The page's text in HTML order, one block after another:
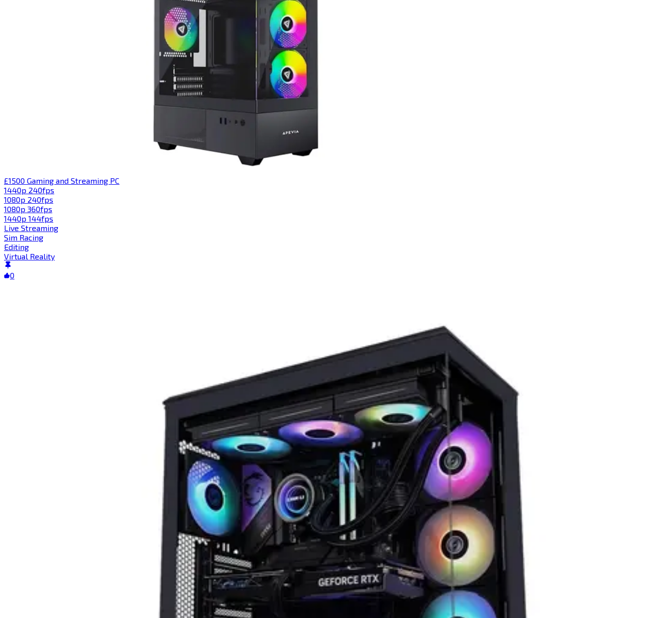
£1500 Gaming and Streaming PC​​​​‌ ‍ ​‍​‍‌‍ ‌ ​‍‌‍‍‌‌‍‌ ‌‍‍‌‌‍ ‍​‍​‍​ ‍‍​‍​‍‌ ​ ‌‍​‌‌‍ ‍‌‍‍‌‌ ‌​‌ ‍‌​‍ ‍‌‍‍‌‌‍ ​‍​‍​‍ ​​‍​‍‌‍‍​‌ ​‍‌‍‌‌‌‍‌‍​‍​‍​ ‍‍​‍​‍​‍ ‌‍​‌‌‍‌​‌‍ ‌‌‍‍‌‌‍ ‍​‍ ‌‍‍‌‌‍ ‍‌ ‌​‌‍‌‌‌‍ ‍‌ ‌​​‍ ‌‍‌‌‌‍‌​‌‍‍‌‌ ‌​​‍ ‌‍ ‌‌‍ ‌‍‌​‌‍‌‌​ ‌‌ ​​‌ ​‍‌‍‌‌‌ ​ ‌‍‌‌‌‍ ‍‌ ‌​‌‍​‌‌ ‌​‌‍‍‌‌‍ ‌‍ ‍​ ‍ ‌‍‍‌‌‍‌​​ ‌​ ​‌​ ‌​​ ‍‌‌‍‌​‌‍‌‍​ ‌‍​ ​‌‌‍‌​​‍ ‌​ ​‌​ ​‌​ ‌ ‌‍​‌​‍ ‌​ ‌​‌‍‌‍​ ‌ ​ ​‍​‍ ‌‌‍​‌​ ​‌‌‍‌‍​ ‌‌​‍ ‌​ ‌​​ ‌‍​ ​‍​ ‌ ​ ‌‍‌‍​‌​ ‌​​ ​‍‌‍‌‍​ ‌‌‌‍‌‍‌‍‌​​ ‍ ‌ ‌​‌ ‍‌‌ ​​‌‍‌‌​ ‌‌‍​‍‌ ‌‌‌‍‍‌‌‍ ​‌‍‌​​ ‍ ‌ ​​‌‍​‌‌ ‌​‌‍‍​​ ‌‌‍‍‌​ ​‌​ ‍​‌‍ ‍‌‌ ‌‍ ‍‌‍​‌‌‍ ‌‌‍‌‌​‍‌‌​ ‌‌‌​​‍‌‌ ‌‍‍ ‌‍‌‌‌ ‍‌​‍‌‌​ ​ ‌​‌​​‍‌‌​ ​ ‌​‌​​‍‌‌​ ​‍​ ​‍‌‍‌‌‌‍ ‍​‍‌‌​ ​‍​ ​‍​‍‌‌​ ‌‌‌​‌​​‍ ‍‌ ‌‍‌‍​‌‌‍ ​‌ ‌‌‌‍‌‌​ ‌‍​‍‌‍​‌‌ ​ ‌‍‌‌‌‌‌‌‌ ​‍‌‍ ​​ ‌​‍‌‌​ ​‍‌​‌‍‌‍​‌‌‍‌​‌‍ ‌‌‍‍‌‌‍ ‍​‍‌‍‌‍‍‌‌‍‌​​ ‌​ ​‌​ ‌​​ ‍‌‌‍‌​‌‍‌‍​ ‌‍​ ​‌‌‍‌​​‍ ‌​ ​‌​ ​‌​ ‌ ‌‍​‌​‍ ‌​ ‌​‌‍‌‍​ ‌ ​ ​‍​‍ ‌‌‍​‌​ ​‌‌‍‌‍​ ‌‌​‍ ‌​ ‌​​ ‌‍​ ​‍​ ‌ ​ ‌‍‌‍​‌​ ‌​​ ​‍‌‍‌‍​ ‌‌‌‍‌‍‌‍‌​​‍‌‍‌ ‌​‌ ‍‌‌ ​​‌‍‌‌​ ‌‌‍​‍‌ ‌‌‌‍‍‌‌‍ ​‌‍‌​​‍‌‍‌ ​​‌‍​‌‌ ‌​‌‍‍​​ ‌‌‍‍‌​ ​‌​ ‍​‌‍ ‍‌‌ ‌‍ ‍‌‍​‌‌‍ ‌‌‍‌‌​‍‌‌​ ‌‌‌​​‍‌‌ ‌‍‍ ‌‍‌‌‌ ‍‌​‍‌‌​ ​ ‌​‌​​‍‌‌​ ​ ‌​‌​​‍‌‌​ ​‍​ ​‍‌‍‌‌‌‍ ‍​‍‌‌​ ​‍​ ​‍​‍‌‌​ ‌‌‌​‌​​‍ ‍‌ ‌‍‌‍​‌‌‍ ​‌ ‌‌‌‍‌‌​‍‌‍‌ ​​‌‍‌‌‌ ​‍‌ ​ ‌ ​​‌‍‌‌‌‍​ ‌ ‌​‌‍‍‌‌ ‌‍‌‍‌‌​ ‌‌ ​​‌ ‌‌‌‍​‍‌‍ ​‌‍‍‌‌ ​ ‌‍‍​‌‍‌‌‌‍‌​​‍​‍‌ ‌
1440p 240fps​​​​‌ ‍ ​‍​‍‌‍ ‌ ​‍‌‍‍‌‌‍‌ ‌‍‍‌‌‍ ‍​‍​‍​ ‍‍​‍​‍‌ ​ ‌‍​‌‌‍ ‍‌‍‍‌‌ ‌​‌ ‍‌​‍ ‍‌‍‍‌‌‍ ​‍​‍​‍ ​​‍​‍‌‍‍​‌ ​‍‌‍‌‌‌‍‌‍​‍​‍​ ‍‍​‍​‍​‍ ‌‍​‌‌‍‌​‌‍ ‌‌‍‍‌‌‍ ‍​‍ ‌‍‍‌‌‍ ‍‌ ‌​‌‍‌‌‌‍ ‍‌ ‌​​‍ ‌‍‌‌‌‍‌​‌‍‍‌‌ ‌​​‍ ‌‍ ‌‌‍ ‌‍‌​‌‍‌‌​ ‌‌ ​​‌ ​‍‌‍‌‌‌ ​ ‌‍‌‌‌‍ ‍‌ ‌​‌‍​‌‌ ‌​‌‍‍‌‌‍ ‌‍ ‍​ ‍ ‌‍‍‌‌‍‌​​ ‌‌‍​‍​ ​‌​ ​ ‌‍‌‍​ ​‍‌‍‌‍‌‍​ ​ ‍​​‍ ‌​ ​‌‌‍‌‌‌‍​‌​ ​‌​‍ ‌​ ‌​‌‍​‌‌‍​ ​ ​‍​‍ ‌​ ‍​​ ​​​ ‌‍‌‍​ ​‍ ‌‌‍​‌​ ​​​ ‍​​ ‍​​ ‍​​ ‌‍​ ‌ ​ ‌ ​ ​‍​ ‍​​ ​ ​ ​ ​ ‍ ‌ ‌​‌ ‍‌‌ ​​‌‍‌‌​ ‌‌ ​​‌‍‌‌‌ ​‍‌‍‌‍‌‍ ‌ ​‍‌‍ ‌‌‍​‌‌‍ ‍‌‍​ ‌‍‌‌​ ‍ ‌ ​​‌‍​‌‌ ‌​‌‍‍​​ ‌‌‍ ‍‌‍​‌‌‍ ‌‌‍‌‌​ ‌‍​‍‌‍​‌‌ ​ ‌‍‌‌‌‌‌‌‌ ​‍‌‍ ​​ ‌​‍‌‌​ ​‍‌​‌‍‌‍​‌‌‍‌​‌‍ ‌‌‍‍‌‌‍ ‍​‍‌‍‌‍‍‌‌‍‌​​ ‌‌‍​‍​ ​‌​ ​ ‌‍‌‍​ ​‍‌‍‌‍‌‍​ ​ ‍​​‍ ‌​ ​‌‌‍‌‌‌‍​‌​ ​‌​‍ ‌​ ‌​‌‍​‌‌‍​ ​ ​‍​‍ ‌​ ‍​​ ​​​ ‌‍‌‍​ ​‍ ‌‌‍​‌​ ​​​ ‍​​ ‍​​ ‍​​ ‌‍​ ‌ ​ ‌ ​ ​‍​ ‍​​ ​ ​ ​ ​‍‌‍‌ ‌​‌ ‍‌‌ ​​‌‍‌‌​ ‌‌ ​​‌‍‌‌‌ ​‍‌‍‌‍‌‍ ‌ ​‍‌‍ ‌‌‍​‌‌‍ ‍‌‍​ ‌‍‌‌​‍‌‍‌ ​​‌‍​‌‌ ‌​‌‍‍​​ ‌‌‍ ‍‌‍​‌‌‍ ‌‌‍‌‌​‍‌‍‌ ​​‌‍‌‌‌ ​‍‌ ​ ‌ ​​‌‍‌‌‌‍​ ‌ ‌​‌‍‍‌‌ ‌‍‌‍‌‌​ ‌‌ ​​‌ ‌‌‌‍​‍‌‍ ​‌‍‍‌‌ ​ ‌‍‍​‌‍‌‌‌‍‌​​‍​‍‌ ‌
1080p 240fps​​​​‌ ‍ ​‍​‍‌‍ ‌ ​‍‌‍‍‌‌‍‌ ‌‍‍‌‌‍ ‍​‍​‍​ ‍‍​‍​‍‌ ​ ‌‍​‌‌‍ ‍‌‍‍‌‌ ‌​‌ ‍‌​‍ ‍‌‍‍‌‌‍ ​‍​‍​‍ ​​‍​‍‌‍‍​‌ ​‍‌‍‌‌‌‍‌‍​‍​‍​ ‍‍​‍​‍​‍ ‌‍​‌‌‍‌​‌‍ ‌‌‍‍‌‌‍ ‍​‍ ‌‍‍‌‌‍ ‍‌ ‌​‌‍‌‌‌‍ ‍‌ ‌​​‍ ‌‍‌‌‌‍‌​‌‍‍‌‌ ‌​​‍ ‌‍ ‌‌‍ ‌‍‌​‌‍‌‌​ ‌‌ ​​‌ ​‍‌‍‌‌‌ ​ ‌‍‌‌‌‍ ‍‌ ‌​‌‍​‌‌ ‌​‌‍‍‌‌‍ ‌‍ ‍​ ‍ ‌‍‍‌‌‍‌​​ ‌‌‍​‍​ ​​‌‍‌​‌‍​ ‌‍‌‌‌‍​‍​ ​‌​ ​​​‍ ‌‌‍‌​‌‍‌​​ ​‌​ ​​​‍ ‌​ ‌​‌‍​‌​ ‌ ​ ‌‍​‍ ‌‌‍​‍‌‍‌​‌‍​‍‌‍​‌​‍ ‌​ ​‍‌‍‌‍‌‍​ ​ ​‌​ ​‍​ ‍​​ ‌‌​ ‌ ​ ​ ​ ‌ ​ ​ ‌‍‌‌​ ‍ ‌ ‌​‌ ‍‌‌ ​​‌‍‌‌​ ‌‌ ​​‌‍‌‌‌ ​‍‌‍‌‍‌‍ ‌ ​‍‌‍ ‌‌‍​‌‌‍ ‍‌‍​ ‌‍‌‌​ ‍ ‌ ​​‌‍​‌‌ ‌​‌‍‍​​ ‌‌‍ ‍‌‍​‌‌‍ ‌‌‍‌‌​ ‌‍​‍‌‍​‌‌ ​ ‌‍‌‌‌‌‌‌‌ ​‍‌‍ ​​ ‌​‍‌‌​ ​‍‌​‌‍‌‍​‌‌‍‌​‌‍ ‌‌‍‍‌‌‍ ‍​‍‌‍‌‍‍‌‌‍‌​​ ‌‌‍​‍​ ​​‌‍‌​‌‍​ ‌‍‌‌‌‍​‍​ ​‌​ ​​​‍ ‌‌‍‌​‌‍‌​​ ​‌​ ​​​‍ ‌​ ‌​‌‍​‌​ ‌ ​ ‌‍​‍ ‌‌‍​‍‌‍‌​‌‍​‍‌‍​‌​‍ ‌​ ​‍‌‍‌‍‌‍​ ​ ​‌​ ​‍​ ‍​​ ‌‌​ ‌ ​ ​ ​ ‌ ​ ​ ‌‍‌‌​‍‌‍‌ ‌​‌ ‍‌‌ ​​‌‍‌‌​ ‌‌ ​​‌‍‌‌‌ ​‍‌‍‌‍‌‍ ‌ ​‍‌‍ ‌‌‍​‌‌‍ ‍‌‍​ ‌‍‌‌​‍‌‍‌ ​​‌‍​‌‌ ‌​‌‍‍​​ ‌‌‍ ‍‌‍​‌‌‍ ‌‌‍‌‌​‍‌‍‌ ​​‌‍‌‌‌ ​‍‌ ​ ‌ ​​‌‍‌‌‌‍​ ‌ ‌​‌‍‍‌‌ ‌‍‌‍‌‌​ ‌‌ ​​‌ ‌‌‌‍​‍‌‍ ​‌‍‍‌‌ ​ ‌‍‍​‌‍‌‌‌‍‌​​‍​‍‌ ‌
1080p 360fps​​​​‌ ‍ ​‍​‍‌‍ ‌ ​‍‌‍‍‌‌‍‌ ‌‍‍‌‌‍ ‍​‍​‍​ ‍‍​‍​‍‌ ​ ‌‍​‌‌‍ ‍‌‍‍‌‌ ‌​‌ ‍‌​‍ ‍‌‍‍‌‌‍ ​‍​‍​‍ ​​‍​‍‌‍‍​‌ ​‍‌‍‌‌‌‍‌‍​‍​‍​ ‍‍​‍​‍​‍ ‌‍​‌‌‍‌​‌‍ ‌‌‍‍‌‌‍ ‍​‍ ‌‍‍‌‌‍ ‍‌ ‌​‌‍‌‌‌‍ ‍‌ ‌​​‍ ‌‍‌‌‌‍‌​‌‍‍‌‌ ‌​​‍ ‌‍ ‌‌‍ ‌‍‌​‌‍‌‌​ ‌‌ ​​‌ ​‍‌‍‌‌‌ ​ ‌‍‌‌‌‍ ‍‌ ‌​‌‍​‌‌ ‌​‌‍‍‌‌‍ ‌‍ ‍​ ‍ ‌‍‍‌‌‍‌​​ ‌‌‍‌​‌‍​ ‌‍‌‍​ ‍‌​ ​​‌‍​‍‌‍‌‌‌‍‌​​‍ ‌‌‍‌​​ ‌ ​ ​‍‌‍‌‌​‍ ‌​ ‌​​ ​ ‌‍‌‌‌‍​‍​‍ ‌​ ‍‌‌‍‌‌​ ​​‌‍​ ​‍ ‌​ ‌ ​ ​‍​ ​​​ ‌‍‌‍​ ‌‍‌​​ ‌‍​ ​‍​ ​‌‌‍​‍​ ‌ ‌‍​‍​ ‍ ‌ ‌​‌ ‍‌‌ ​​‌‍‌‌​ ‌‌ ​​‌‍‌‌‌ ​‍‌‍‌‍‌‍ ‌ ​‍‌‍ ‌‌‍​‌‌‍ ‍‌‍​ ‌‍‌‌​ ‍ ‌ ​​‌‍​‌‌ ‌​‌‍‍​​ ‌‌‍ ‍‌‍​‌‌‍ ‌‌‍‌‌​ ‌‍​‍‌‍​‌‌ ​ ‌‍‌‌‌‌‌‌‌ ​‍‌‍ ​​ ‌​‍‌‌​ ​‍‌​‌‍‌‍​‌‌‍‌​‌‍ ‌‌‍‍‌‌‍ ‍​‍‌‍‌‍‍‌‌‍‌​​ ‌‌‍‌​‌‍​ ‌‍‌‍​ ‍‌​ ​​‌‍​‍‌‍‌‌‌‍‌​​‍ ‌‌‍‌​​ ‌ ​ ​‍‌‍‌‌​‍ ‌​ ‌​​ ​ ‌‍‌‌‌‍​‍​‍ ‌​ ‍‌‌‍‌‌​ ​​‌‍​ ​‍ ‌​ ‌ ​ ​‍​ ​​​ ‌‍‌‍​ ‌‍‌​​ ‌‍​ ​‍​ ​‌‌‍​‍​ ‌ ‌‍​‍​‍‌‍‌ ‌​‌ ‍‌‌ ​​‌‍‌‌​ ‌‌ ​​‌‍‌‌‌ ​‍‌‍‌‍‌‍ ‌ ​‍‌‍ ‌‌‍​‌‌‍ ‍‌‍​ ‌‍‌‌​‍‌‍‌ ​​‌‍​‌‌ ‌​‌‍‍​​ ‌‌‍ ‍‌‍​‌‌‍ ‌‌‍‌‌​‍‌‍‌ ​​‌‍‌‌‌ ​‍‌ ​ ‌ ​​‌‍‌‌‌‍​ ‌ ‌​‌‍‍‌‌ ‌‍‌‍‌‌​ ‌‌ ​​‌ ‌‌‌‍​‍‌‍ ​‌‍‍‌‌ ​ ‌‍‍​‌‍‌‌‌‍‌​​‍​‍‌ ‌
1440p 144fps​​​​‌ ‍ ​‍​‍‌‍ ‌ ​‍‌‍‍‌‌‍‌ ‌‍‍‌‌‍ ‍​‍​‍​ ‍‍​‍​‍‌ ​ ‌‍​‌‌‍ ‍‌‍‍‌‌ ‌​‌ ‍‌​‍ ‍‌‍‍‌‌‍ ​‍​‍​‍ ​​‍​‍‌‍‍​‌ ​‍‌‍‌‌‌‍‌‍​‍​‍​ ‍‍​‍​‍​‍ ‌‍​‌‌‍‌​‌‍ ‌‌‍‍‌‌‍ ‍​‍ ‌‍‍‌‌‍ ‍‌ ‌​‌‍‌‌‌‍ ‍‌ ‌​​‍ ‌‍‌‌‌‍‌​‌‍‍‌‌ ‌​​‍ ‌‍ ‌‌‍ ‌‍‌​‌‍‌‌​ ‌‌ ​​‌ ​‍‌‍‌‌‌ ​ ‌‍‌‌‌‍ ‍‌ ‌​‌‍​‌‌ ‌​‌‍‍‌‌‍ ‌‍ ‍​ ‍ ‌‍‍‌‌‍‌​​ ‌‌‍​ ​ ​‍​ ‍​​ ‍‌​ ‌​‌‍‌‌‌‍​‍​ ‌​​‍ ‌‌‍‌​​ ‍‌​ ​‌​ ​ ​‍ ‌​ ‌​​ ​‌​ ‌‍​ ‌ ​‍ ‌​ ‍​​ ​‍​ ‌​‌‍​‌​‍ ‌​ ‌​​ ​‌‌‍‌​‌‍​‌‌‍‌‌​ ​ ‌‍‌‌‌‍‌​​ ‌ ‌‍‌​‌‍​ ​ ​ ​ ‍ ‌ ‌​‌ ‍‌‌ ​​‌‍‌‌​ ‌‌ ​​‌‍‌‌‌ ​‍‌‍‌‍‌‍ ‌ ​‍‌‍ ‌‌‍​‌‌‍ ‍‌‍​ ‌‍‌‌​ ‍ ‌ ​​‌‍​‌‌ ‌​‌‍‍​​ ‌‌‍ ‍‌‍​‌‌‍ ‌‌‍‌‌​ ‌‍​‍‌‍​‌‌ ​ ‌‍‌‌‌‌‌‌‌ ​‍‌‍ ​​ ‌​‍‌‌​ ​‍‌​‌‍‌‍​‌‌‍‌​‌‍ ‌‌‍‍‌‌‍ ‍​‍‌‍‌‍‍‌‌‍‌​​ ‌‌‍​ ​ ​‍​ ‍​​ ‍‌​ ‌​‌‍‌‌‌‍​‍​ ‌​​‍ ‌‌‍‌​​ ‍‌​ ​‌​ ​ ​‍ ‌​ ‌​​ ​‌​ ‌‍​ ‌ ​‍ ‌​ ‍​​ ​‍​ ‌​‌‍​‌​‍ ‌​ ‌​​ ​‌‌‍‌​‌‍​‌‌‍‌‌​ ​ ‌‍‌‌‌‍‌​​ ‌ ‌‍‌​‌‍​ ​ ​ ​‍‌‍‌ ‌​‌ ‍‌‌ ​​‌‍‌‌​ ‌‌ ​​‌‍‌‌‌ ​‍‌‍‌‍‌‍ ‌ ​‍‌‍ ‌‌‍​‌‌‍ ‍‌‍​ ‌‍‌‌​‍‌‍‌ ​​‌‍​‌‌ ‌​‌‍‍​​ ‌‌‍ ‍‌‍​‌‌‍ ‌‌‍‌‌​‍‌‍‌ ​​‌‍‌‌‌ ​‍‌ ​ ‌ ​​‌‍‌‌‌‍​ ‌ ‌​‌‍‍‌‌ ‌‍‌‍‌‌​ ‌‌ ​​‌ ‌‌‌‍​‍‌‍ ​‌‍‍‌‌ ​ ‌‍‍​‌‍‌‌‌‍‌​​‍​‍‌ ‌
Live Streaming​​​​‌ ‍ ​‍​‍‌‍ ‌ ​‍‌‍‍‌‌‍‌ ‌‍‍‌‌‍ ‍​‍​‍​ ‍‍​‍​‍‌ ​ ‌‍​‌‌‍ ‍‌‍‍‌‌ ‌​‌ ‍‌​‍ ‍‌‍‍‌‌‍ ​‍​‍​‍ ​​‍​‍‌‍‍​‌ ​‍‌‍‌‌‌‍‌‍​‍​‍​ ‍‍​‍​‍​‍ ‌‍​‌‌‍‌​‌‍ ‌‌‍‍‌‌‍ ‍​‍ ‌‍‍‌‌‍ ‍‌ ‌​‌‍‌‌‌‍ ‍‌ ‌​​‍ ‌‍‌‌‌‍‌​‌‍‍‌‌ ‌​​‍ ‌‍ ‌‌‍ ‌‍‌​‌‍‌‌​ ‌‌ ​​‌ ​‍‌‍‌‌‌ ​ ‌‍‌‌‌‍ ‍‌ ‌​‌‍​‌‌ ‌​‌‍‍‌‌‍ ‌‍ ‍​ ‍ ‌‍‍‌‌‍‌​​ ‌​ ​‌‌‍​‍​ ‌‍‌‍​‌‌‍​ ​ ​‌‌‍​‍​ ​‍​‍ ‌‌‍‌​​ ‌ ​ ‍​​ ‌‍​‍ ‌​ ‌​​ ‍​‌‍‌‌​ ‍‌​‍ ‌‌‍​‍​ ​‌‌‍‌‌‌‍‌​​‍ ‌​ ​​‌‍​‍​ ‍‌​ ‌ ‌‍​‍‌‍‌​​ ‌ ​ ‌ ​ ​‌‌‍‌​​ ​​‌‍‌​​ ‍ ‌ ‌​‌ ‍‌‌ ​​‌‍‌‌​ ‌‌ ‌​‌‍​‌‌‍‌ ​ ‍ ‌ ​​‌‍​‌‌ ‌​‌‍‍​​ ‌‌‍ ‍‌‍​‌‌‍ ‌‌‍‌‌​ ‌‍​‍‌‍​‌‌ ​ ‌‍‌‌‌‌‌‌‌ ​‍‌‍ ​​ ‌​‍‌‌​ ​‍‌​‌‍‌‍​‌‌‍‌​‌‍ ‌‌‍‍‌‌‍ ‍​‍‌‍‌‍‍‌‌‍‌​​ ‌​ ​‌‌‍​‍​ ‌‍‌‍​‌‌‍​ ​ ​‌‌‍​‍​ ​‍​‍ ‌‌‍‌​​ ‌ ​ ‍​​ ‌‍​‍ ‌​ ‌​​ ‍​‌‍‌‌​ ‍‌​‍ ‌‌‍​‍​ ​‌‌‍‌‌‌‍‌​​‍ ‌​ ​​‌‍​‍​ ‍‌​ ‌ ‌‍​‍‌‍‌​​ ‌ ​ ‌ ​ ​‌‌‍‌​​ ​​‌‍‌​​‍‌‍‌ ‌​‌ ‍‌‌ ​​‌‍‌‌​ ‌‌ ‌​‌‍​‌‌‍‌ ​‍‌‍‌ ​​‌‍​‌‌ ‌​‌‍‍​​ ‌‌‍ ‍‌‍​‌‌‍ ‌‌‍‌‌​‍‌‍‌ ​​‌‍‌‌‌ ​‍‌ ​ ‌ ​​‌‍‌‌‌‍​ ‌ ‌​‌‍‍‌‌ ‌‍‌‍‌‌​ ‌‌ ​​‌ ‌‌‌‍​‍‌‍ ​‌‍‍‌‌ ​ ‌‍‍​‌‍‌‌‌‍‌​​‍​‍‌ ‌
Sim Racing​​​​‌ ‍ ​‍​‍‌‍ ‌ ​‍‌‍‍‌‌‍‌ ‌‍‍‌‌‍ ‍​‍​‍​ ‍‍​‍​‍‌ ​ ‌‍​‌‌‍ ‍‌‍‍‌‌ ‌​‌ ‍‌​‍ ‍‌‍‍‌‌‍ ​‍​‍​‍ ​​‍​‍‌‍‍​‌ ​‍‌‍‌‌‌‍‌‍​‍​‍​ ‍‍​‍​‍​‍ ‌‍​‌‌‍‌​‌‍ ‌‌‍‍‌‌‍ ‍​‍ ‌‍‍‌‌‍ ‍‌ ‌​‌‍‌‌‌‍ ‍‌ ‌​​‍ ‌‍‌‌‌‍‌​‌‍‍‌‌ ‌​​‍ ‌‍ ‌‌‍ ‌‍‌​‌‍‌‌​ ‌‌ ​​‌ ​‍‌‍‌‌‌ ​ ‌‍‌‌‌‍ ‍‌ ‌​‌‍​‌‌ ‌​‌‍‍‌‌‍ ‌‍ ‍​ ‍ ‌‍‍‌‌‍‌​​ ‌​ ‌​​ ‌‍‌‍‌‌​ ‌​​ ​‍​ ‌ ​ ‌ ​ ‍‌​‍ ‌‌‍‌​‌‍‌‌​ ‍‌​ ‍​​‍ ‌​ ‌​‌‍‌​‌‍‌‍​ ‌‍​‍ ‌​ ‍‌‌‍​ ​ ‌​​ ​​​‍ ‌​ ‌‌‌‍‌​​ ​​​ ‌​​ ​‌​ ​‍‌‍​‌‌‍‌‍‌‍‌​​ ‌ ‌‍‌​‌‍‌‍​ ‍ ‌ ‌​‌ ‍‌‌ ​​‌‍‌‌​ ‌‌ ‌​‌‍​‌‌‍‌ ​ ‍ ‌ ​​‌‍​‌‌ ‌​‌‍‍​​ ‌‌‍ ‍‌‍​‌‌‍ ‌‌‍‌‌​ ‌‍​‍‌‍​‌‌ ​ ‌‍‌‌‌‌‌‌‌ ​‍‌‍ ​​ ‌​‍‌‌​ ​‍‌​‌‍‌‍​‌‌‍‌​‌‍ ‌‌‍‍‌‌‍ ‍​‍‌‍‌‍‍‌‌‍‌​​ ‌​ ‌​​ ‌‍‌‍‌‌​ ‌​​ ​‍​ ‌ ​ ‌ ​ ‍‌​‍ ‌‌‍‌​‌‍‌‌​ ‍‌​ ‍​​‍ ‌​ ‌​‌‍‌​‌‍‌‍​ ‌‍​‍ ‌​ ‍‌‌‍​ ​ ‌​​ ​​​‍ ‌​ ‌‌‌‍‌​​ ​​​ ‌​​ ​‌​ ​‍‌‍​‌‌‍‌‍‌‍‌​​ ‌ ‌‍‌​‌‍‌‍​‍‌‍‌ ‌​‌ ‍‌‌ ​​‌‍‌‌​ ‌‌ ‌​‌‍​‌‌‍‌ ​‍‌‍‌ ​​‌‍​‌‌ ‌​‌‍‍​​ ‌‌‍ ‍‌‍​‌‌‍ ‌‌‍‌‌​‍‌‍‌ ​​‌‍‌‌‌ ​‍‌ ​ ‌ ​​‌‍‌‌‌‍​ ‌ ‌​‌‍‍‌‌ ‌‍‌‍‌‌​ ‌‌ ​​‌ ‌‌‌‍​‍‌‍ ​‌‍‍‌‌ ​ ‌‍‍​‌‍‌‌‌‍‌​​‍​‍‌ ‌
Editing​​​​‌ ‍ ​‍​‍‌‍ ‌ ​‍‌‍‍‌‌‍‌ ‌‍‍‌‌‍ ‍​‍​‍​ ‍‍​‍​‍‌ ​ ‌‍​‌‌‍ ‍‌‍‍‌‌ ‌​‌ ‍‌​‍ ‍‌‍‍‌‌‍ ​‍​‍​‍ ​​‍​‍‌‍‍​‌ ​‍‌‍‌‌‌‍‌‍​‍​‍​ ‍‍​‍​‍​‍ ‌‍​‌‌‍‌​‌‍ ‌‌‍‍‌‌‍ ‍​‍ ‌‍‍‌‌‍ ‍‌ ‌​‌‍‌‌‌‍ ‍‌ ‌​​‍ ‌‍‌‌‌‍‌​‌‍‍‌‌ ‌​​‍ ‌‍ ‌‌‍ ‌‍‌​‌‍‌‌​ ‌‌ ​​‌ ​‍‌‍‌‌‌ ​ ‌‍‌‌‌‍ ‍‌ ‌​‌‍​‌‌ ‌​‌‍‍‌‌‍ ‌‍ ‍​ ‍ ‌‍‍‌‌‍‌​​ ‌‌‍‌​​ ‌ ‌‍​‍‌‍‌​​ ​‌‌‍​ ​ ‌‍​ ‌​​‍ ‌​ ​‍​ ‌ ​ ‌​​ ‍‌​‍ ‌​ ‌​​ ​‍​ ​ ​ ‍‌​‍ ‌​ ‍​​ ​​​ ‌​‌‍‌‍​‍ ‌​ ‌‍‌‍‌‍‌‍​ ​ ‌‌​ ‌‌‌‍‌​​ ​‌​ ‌ ‌‍​‍‌‍​‍‌‍‌‌​ ​‌​ ‍ ‌ ‌​‌ ‍‌‌ ​​‌‍‌‌​ ‌‌ ‌​‌‍​‌‌‍‌ ​ ‍ ‌ ​​‌‍​‌‌ ‌​‌‍‍​​ ‌‌‍ ‍‌‍​‌‌‍ ‌‌‍‌‌​ ‌‍​‍‌‍​‌‌ ​ ‌‍‌‌‌‌‌‌‌ ​‍‌‍ ​​ ‌​‍‌‌​ ​‍‌​‌‍‌‍​‌‌‍‌​‌‍ ‌‌‍‍‌‌‍ ‍​‍‌‍‌‍‍‌‌‍‌​​ ‌‌‍‌​​ ‌ ‌‍​‍‌‍‌​​ ​‌‌‍​ ​ ‌‍​ ‌​​‍ ‌​ ​‍​ ‌ ​ ‌​​ ‍‌​‍ ‌​ ‌​​ ​‍​ ​ ​ ‍‌​‍ ‌​ ‍​​ ​​​ ‌​‌‍‌‍​‍ ‌​ ‌‍‌‍‌‍‌‍​ ​ ‌‌​ ‌‌‌‍‌​​ ​‌​ ‌ ‌‍​‍‌‍​‍‌‍‌‌​ ​‌​‍‌‍‌ ‌​‌ ‍‌‌ ​​‌‍‌‌​ ‌‌ ‌​‌‍​‌‌‍‌ ​‍‌‍‌ ​​‌‍​‌‌ ‌​‌‍‍​​ ‌‌‍ ‍‌‍​‌‌‍ ‌‌‍‌‌​‍‌‍‌ ​​‌‍‌‌‌ ​‍‌ ​ ‌ ​​‌‍‌‌‌‍​ ‌ ‌​‌‍‍‌‌ ‌‍‌‍‌‌​ ‌‌ ​​‌ ‌‌‌‍​‍‌‍ ​‌‍‍‌‌ ​ ‌‍‍​‌‍‌‌‌‍‌​​‍​‍‌ ‌
Virtual Reality​​​​‌ ‍ ​‍​‍‌‍ ‌ ​‍‌‍‍‌‌‍‌ ‌‍‍‌‌‍ ‍​‍​‍​ ‍‍​‍​‍‌ ​ ‌‍​‌‌‍ ‍‌‍‍‌‌ ‌​‌ ‍‌​‍ ‍‌‍‍‌‌‍ ​‍​‍​‍ ​​‍​‍‌‍‍​‌ ​‍‌‍‌‌‌‍‌‍​‍​‍​ ‍‍​‍​‍​‍ ‌‍​‌‌‍‌​‌‍ ‌‌‍‍‌‌‍ ‍​‍ ‌‍‍‌‌‍ ‍‌ ‌​‌‍‌‌‌‍ ‍‌ ‌​​‍ ‌‍‌‌‌‍‌​‌‍‍‌‌ ‌​​‍ ‌‍ ‌‌‍ ‌‍‌​‌‍‌‌​ ‌‌ ​​‌ ​‍‌‍‌‌‌ ​ ‌‍‌‌‌‍ ‍‌ ‌​‌‍​‌‌ ‌​‌‍‍‌‌‍ ‌‍ ‍​ ‍ ‌‍‍‌‌‍‌​​ ‌​ ​‌​ ​‌‌‍​‌​ ‍‌‌‍‌‌‌‍​‍​ ‌ ​ ​‍​‍ ‌​ ‌​‌‍‌​​ ​‍​ ‌​​‍ ‌​ ‌​​ ​​‌‍‌​​ ​‍​‍ ‌‌‍​‌‌‍​‌‌‍‌​‌‍​‌​‍ ‌‌‍‌‍‌‍‌​‌‍​‍​ ‍‌​ ‌ ​ ‌‍‌‍​‌​ ‌ ‌‍​‍​ ‍​​ ‍‌‌‍‌‍​ ‍ ‌ ‌​‌ ‍‌‌ ​​‌‍‌‌​ ‌‌ ‌​‌‍​‌‌‍‌ ​ ‍ ‌ ​​‌‍​‌‌ ‌​‌‍‍​​ ‌‌‍ ‍‌‍​‌‌‍ ‌‌‍‌‌​ ‌‍​‍‌‍​‌‌ ​ ‌‍‌‌‌‌‌‌‌ ​‍‌‍ ​​ ‌​‍‌‌​ ​‍‌​‌‍‌‍​‌‌‍‌​‌‍ ‌‌‍‍‌‌‍ ‍​‍‌‍‌‍‍‌‌‍‌​​ ‌​ ​‌​ ​‌‌‍​‌​ ‍‌‌‍‌‌‌‍​‍​ ‌ ​ ​‍​‍ ‌​ ‌​‌‍‌​​ ​‍​ ‌​​‍ ‌​ ‌​​ ​​‌‍‌​​ ​‍​‍ ‌‌‍​‌‌‍​‌‌‍‌​‌‍​‌​‍ ‌‌‍‌‍‌‍‌​‌‍​‍​ ‍‌​ ‌ ​ ‌‍‌‍​‌​ ‌ ‌‍​‍​ ‍​​ ‍‌‌‍‌‍​‍‌‍‌ ‌​‌ ‍‌‌ ​​‌‍‌‌​ ‌‌ ‌​‌‍​‌‌‍‌ ​‍‌‍‌ ​​‌‍​‌‌ ‌​‌‍‍​​ ‌‌‍ ‍‌‍​‌‌‍ ‌‌‍‌‌​‍‌‍‌ ​​‌‍‌‌‌ ​‍‌ ​ ‌ ​​‌‍‌‌‌‍​ ‌ ‌​‌‍‍‌‌ ‌‍‌‍‌‌​ ‌‌ ​​‌ ‌‌‌‍​‍‌‍ ​‌‍‍‌‌ ​ ‌‍‍​‌‍‌‌‌‍‌​​‍​‍‌ ‌
0